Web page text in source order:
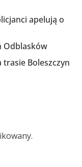
apelują o
Odblasków
Boleszczyn